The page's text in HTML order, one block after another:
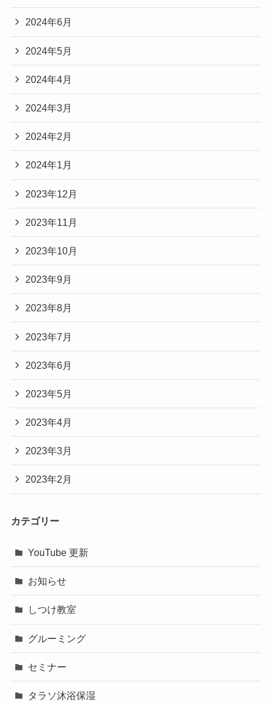
2024年6月
2024年5月
2024年4月
2024年3月
2024年2月
2024年1月
2023年12月
2023年11月
2023年10月
2023年9月
2023年8月
2023年7月
2023年6月
2023年5月
2023年4月
2023年3月
2023年2月
カテゴリー
YouTube 更新
お知らせ
しつけ教室
グルーミング
セミナー
タラソ沐浴保湿